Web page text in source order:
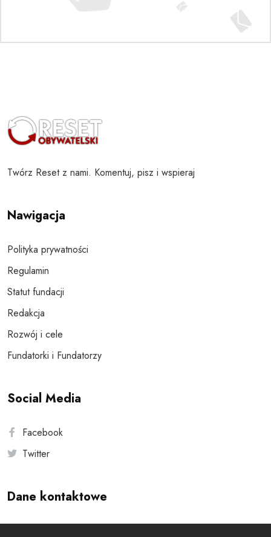
Twórz Reset z nami. Komentuj, pisz i wspieraj
Nawigacja
Polityka prywatności
Regulamin
Statut fundacji
Redakcja
Rozwój i cele
Fundatorki i Fundatorzy
Social Media
Facebook
Twitter
Dane kontaktowe